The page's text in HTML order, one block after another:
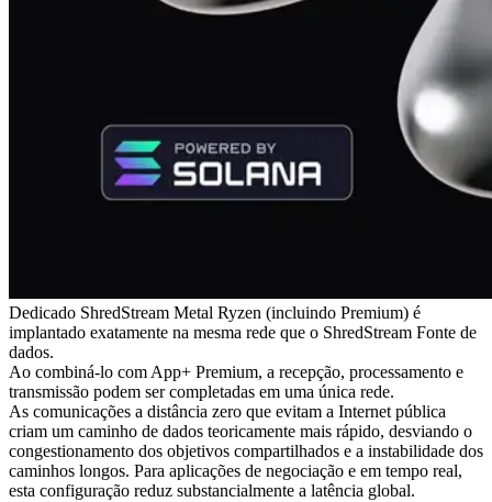
Dedicado ShredStream Metal Ryzen (incluindo Premium) é
implantado exatamente na mesma rede que o ShredStream Fonte de
dados.
Ao combiná-lo com App+ Premium, a recepção, processamento e
transmissão podem ser completadas em uma única rede.
As comunicações a distância zero que evitam a Internet pública
criam um caminho de dados teoricamente mais rápido, desviando o
congestionamento dos objetivos compartilhados e a instabilidade dos
caminhos longos. Para aplicações de negociação e em tempo real,
esta configuração reduz substancialmente a latência global.